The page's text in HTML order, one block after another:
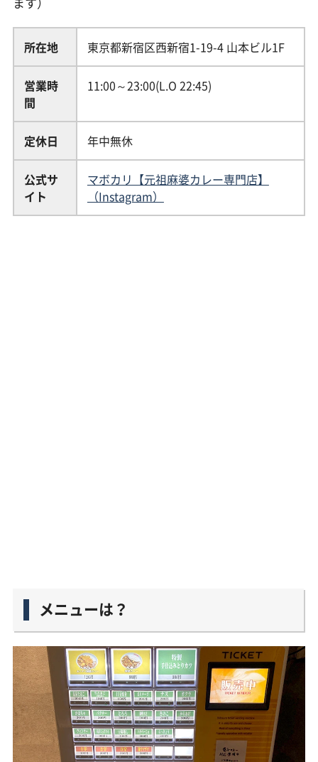
所在地 東京都新宿区西新宿1-19-4 山本ビル1F
営業時
間
11:00～23:00(L.O 22:45)
定休日 年中無休
公式サ
イト
マボカリ【元祖麻婆カレー専門店】
（Instagram）
メニューは？